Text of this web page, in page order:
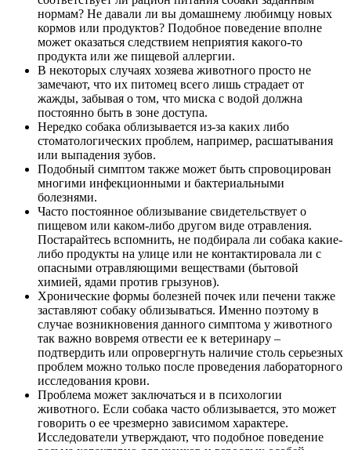
нормам? Не давали ли вы домашнему любимцу новых
кормов или продуктов? Подобное поведение вполне
может оказаться следствием неприятия какого-то
продукта или же пищевой аллергии.
В некоторых случаях хозяева животного просто не
замечают, что их питомец всего лишь страдает от
жажды, забывая о том, что миска с водой должна
постоянно быть в зоне доступа.
Нередко собака облизывается из-за каких либо
стоматологических проблем, например, расшатывания
или выпадения зубов.
Подобный симптом также может быть спровоцирован
многими инфекционными и бактериальными
болезнями.
Часто постоянное облизывание свидетельствует о
пищевом или каком-либо другом виде отравления.
Постарайтесь вспомнить, не подбирала ли собака какие-
либо продукты на улице или не контактировала ли с
опасными отравляющими веществами (бытовой
химией, ядами против грызунов).
Хронические формы болезней почек или печени также
заставляют собаку облизываться. Именно поэтому в
случае возникновения данного симптома у животного
так важно вовремя отвести ее к ветеринару –
подтвердить или опровергнуть наличие столь серьезных
проблем можно только после проведения лабораторного
исследования крови.
Проблема может заключаться и в психологии
животного. Если собака часто облизывается, это может
говорить о ее чрезмерно зависимом характере.
Исследователи утверждают, что подобное поведение